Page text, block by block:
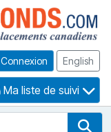
Connexion English
Ma liste de suivi